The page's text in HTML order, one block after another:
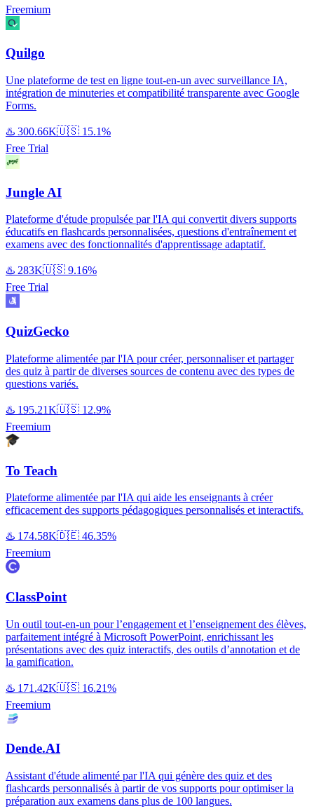
Freemium
Quilgo
Une plateforme de test en ligne tout-en-un avec surveillance IA,
intégration de minuteries et compatibilité transparente avec Google
Forms.
♨️ 300.66K🇺🇸 15.1%
Free Trial
Jungle AI
Plateforme d'étude propulsée par l'IA qui convertit divers supports
éducatifs en flashcards personnalisées, questions d'entraînement et
examens avec des fonctionnalités d'apprentissage adaptatif.
♨️ 283K🇺🇸 9.16%
Free Trial
QuizGecko
Plateforme alimentée par l'IA pour créer, personnaliser et partager
des quiz à partir de diverses sources de contenu avec des types de
questions variés.
♨️ 195.21K🇺🇸 12.9%
Freemium
To Teach
Plateforme alimentée par l'IA qui aide les enseignants à créer
efficacement des supports pédagogiques personnalisés et interactifs.
♨️ 174.58K🇩🇪 46.35%
Freemium
ClassPoint
Un outil tout-en-un pour l’engagement et l’enseignement des élèves,
parfaitement intégré à Microsoft PowerPoint, enrichissant les
présentations avec des quiz interactifs, des outils d’annotation et de
la gamification.
♨️ 171.42K🇺🇸 16.21%
Freemium
Dende.AI
Assistant d'étude alimenté par l'IA qui génère des quiz et des
flashcards personnalisés à partir de vos supports pour optimiser la
préparation aux examens dans plus de 100 langues.